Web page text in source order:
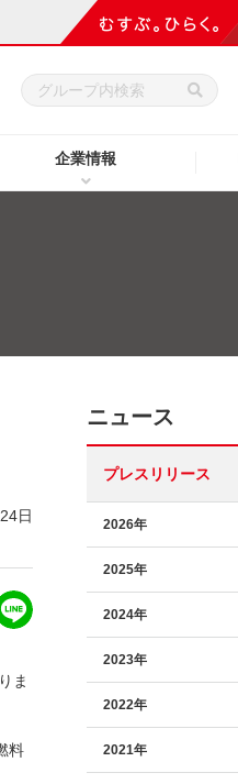
企業情報
日
ま
料
ニュース
プレスリリース
2026年
2025年
2024年
2023年
2022年
2021年